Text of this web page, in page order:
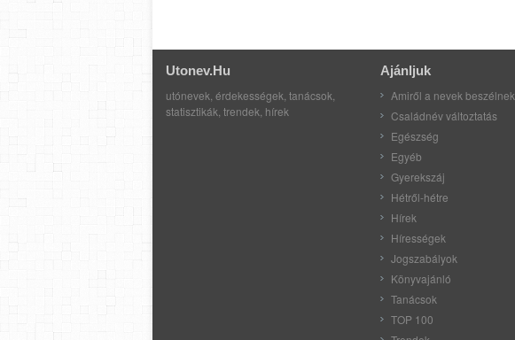
Utonev.hu
utónevek, érdekességek, tanácsok,
statisztikák, trendek, hírek
Ajánljuk
Amiről a nevek beszélnek
Családnév változtatás
Egészség
Egyéb
Gyerekszáj
Hétről-hétre
Hírek
Hírességek
Jogszabályok
Könyvajánló
Tanácsok
TOP 100